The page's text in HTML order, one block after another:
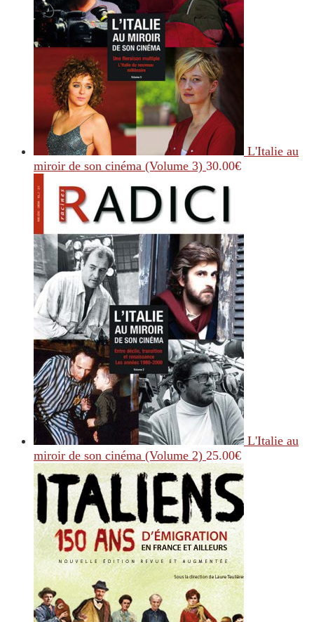
L'Italie au
miroir de son cinéma (Volume 3) 30.00€
L'Italie au
miroir de son cinéma (Volume 2) 25.00€